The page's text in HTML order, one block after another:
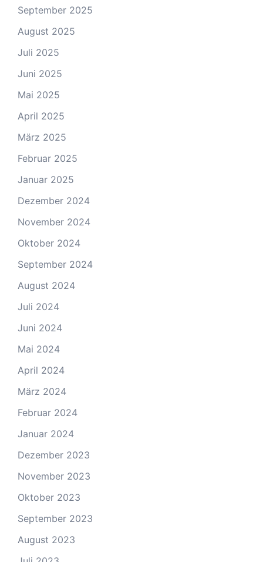
September 2025
August 2025
Juli 2025
Juni 2025
Mai 2025
April 2025
März 2025
Februar 2025
Januar 2025
Dezember 2024
November 2024
Oktober 2024
September 2024
August 2024
Juli 2024
Juni 2024
Mai 2024
April 2024
März 2024
Februar 2024
Januar 2024
Dezember 2023
November 2023
Oktober 2023
September 2023
August 2023